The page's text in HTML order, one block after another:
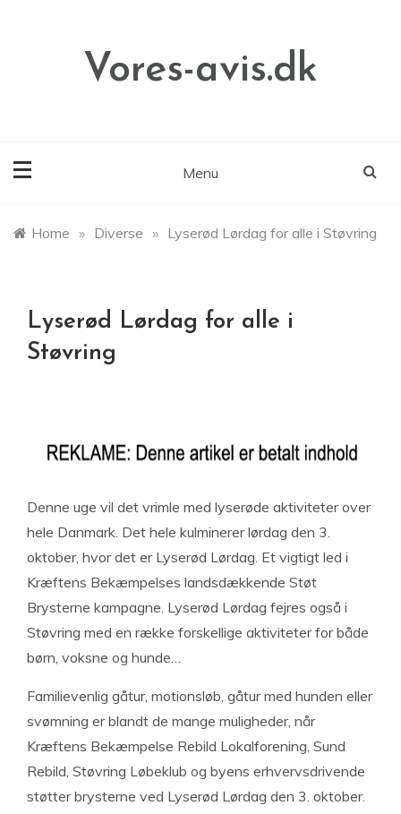
Vores-avis.dk
Menu
Home » Diverse » Lyserød Lørdag for alle i Støvring
Lyserød Lørdag for alle i
Støvring
Denne uge vil det vrimle med lyserøde aktiviteter over
hele Danmark. Det hele kulminerer lørdag den 3.
oktober, hvor det er Lyserød Lørdag. Et vigtigt led i
Kræftens Bekæmpelses landsdækkende Støt
Brysterne kampagne. Lyserød Lørdag fejres også i
Støvring med en række forskellige aktiviteter for både
børn, voksne og hunde…
Familievenlig gåtur, motionsløb, gåtur med hunden eller
svømning er blandt de mange muligheder, når
Kræftens Bekæmpelse Rebild Lokalforening, Sund
Rebild, Støvring Løbeklub og byens erhvervsdrivende
støtter brysterne ved Lyserød Lørdag den 3. oktober.